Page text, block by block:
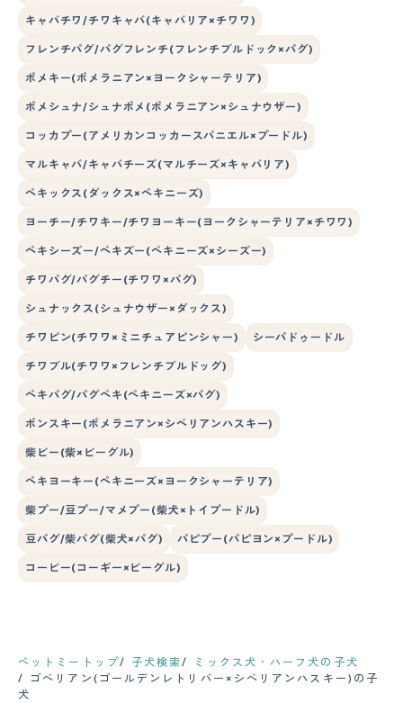
キャバチワ/チワキャバ(キャバリア×チワワ)
フレンチパグ/パグフレンチ(フレンチブルドック×パグ)
ポメキー(ポメラニアン×ヨークシャーテリア)
ポメシュナ/シュナポメ(ポメラニアン×シュナウザー)
コッカプー(アメリカンコッカースパニエル×プードル)
マルキャバ/キャバチーズ(マルチーズ×キャバリア)
ペキックス(ダックス×ペキニーズ)
ヨーチー/チワキー/チワヨーキー(ヨークシャーテリア×チワワ)
ペキシーズー/ペキズー(ペキニーズ×シーズー)
チワパグ/パグチー(チワワ×パグ)
シュナックス(シュナウザー×ダックス)
チワピン(チワワ×ミニチュアピンシャー) シーパドゥードル
チワブル(チワワ×フレンチブルドッグ)
ペキパグ/パグペキ(ペキニーズ×パグ)
ポンスキー(ポメラニアン×シベリアンハスキー)
柴ビー(柴×ビーグル)
ペキヨーキー(ペキニーズ×ヨークシャーテリア)
柴プー/豆プー/マメプー(柴犬×トイプードル)
豆パグ/柴パグ(柴犬×パグ) パピプー(パピヨン×プードル)
コービー(コーギー×ビーグル)
ペットミートップ 子犬検索
ミックス犬・ハーフ犬の子犬
ゴベリアン(ゴールデンレトリバー×シベリアンハスキー)の子
犬